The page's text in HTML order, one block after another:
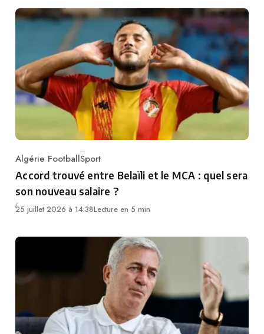
Category
Algérie FootballSport
Accord trouvé entre Belaïli et le MCA : quel sera
son nouveau salaire ?
25 juillet 2026 à 14:38Lecture en 5 min